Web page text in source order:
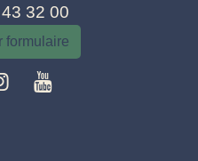
32 00
formulaire